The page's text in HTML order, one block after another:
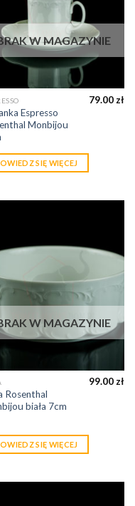
W MAGAZYNIE
Espresso
Monbijou
79.00 zł
SIĘ WIĘCEJ
W MAGAZYNIE
Rosenthal
biała 7cm
99.00 zł
SIĘ WIĘCEJ